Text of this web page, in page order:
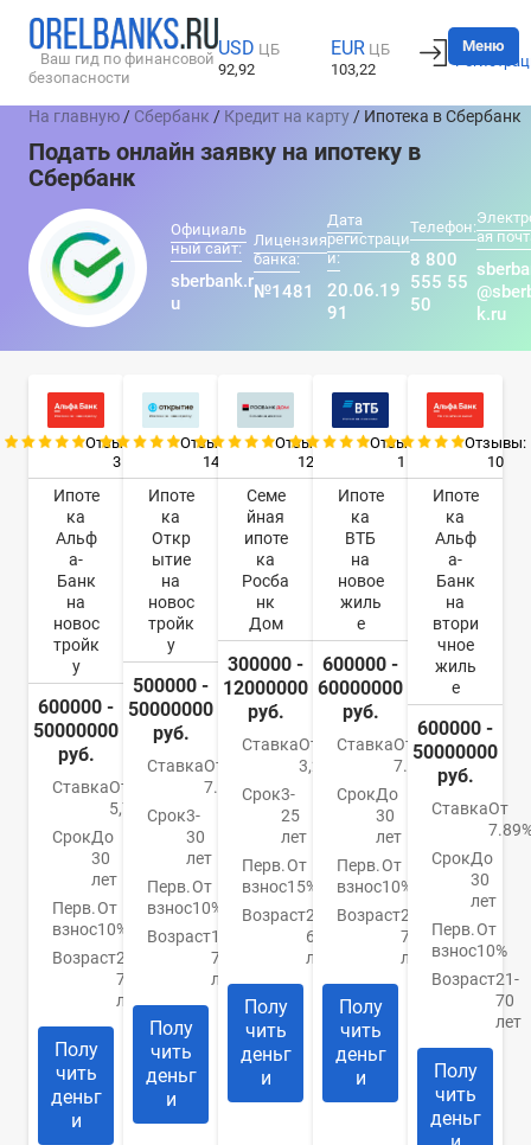
Ваш гид по финансовой
безопасности
USD ЦБ
92,92
EUR ЦБ
103,22
Вход
Меню
На главную / Сбербанк / Кредит на карту / Ипотека в Сбербанк
Подать онлайн заявку на ипотеку в
Сбербанк
Официаль
ный сайт:
sberbank.r
u
Лицензия
банка:
№1481
Дата
регистраци
и:
20.06.19
91
Телефон:
8 800
555 55
50
ая
k.ru
Отзывы:
3
Ипоте
ка
Альф
а-
Банк
на
новос
тройк
у
600000 -
50000000
руб.
СтавкаОт
5,79%
СрокДо
30
лет
Перв.
взнос
От
10%
Возраст21-
70
лет
Полу
чить
деньг
и
Отзывы:
14
Ипоте
ка
Откр
ытие
на
новос
тройк
у
500000 -
50000000
руб.
СтавкаОт
7.5%
Срок3-
30
лет
Перв.
взнос
От
10%
Возраст18-
70
лет
Полу
чить
деньг
и
Отзывы:
12
Семе
йная
ипоте
ка
Росба
нк
Дом
300000 -
12000000
руб.
СтавкаОт
3,2%
Срок3-
25
лет
Перв.
взнос
От
15%
Возраст21-
65
лет
Полу
чить
деньг
и
Отзывы:
1
Ипоте
ка
ВТБ
на
новое
жиль
е
600000 -
60000000
руб.
СтавкаОт
7.4%
СрокДо
30
лет
Перв.
взнос
От
10%
Возраст21-
75
лет
Полу
чить
деньг
и
Отзывы:
10
Ипоте
ка
Альф
а-
Банк
на
втори
чное
жиль
е
600000 -
50000000
руб.
СтавкаОт
СрокДо
30
лет
Перв.
взнос
От
10%
Возраст21-
70
лет
Полу
чить
деньг